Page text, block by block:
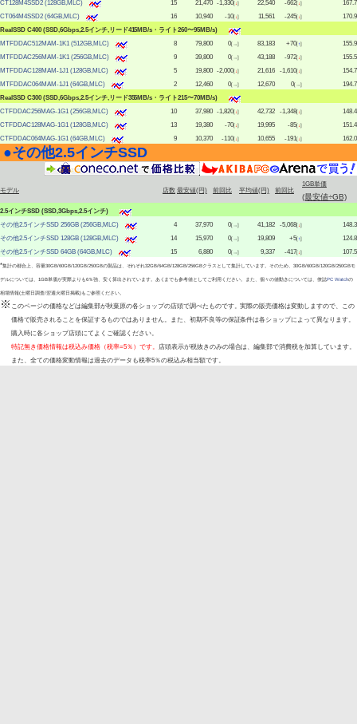
CT128M4SSD2 (128GB,MLC) 15 21,470 -1,330[↓ ] 22,540 -662[↓ ]
167.7
CT064M4SSD2 (64GB,MLC)
16 10,940 -10[↓ ] 11,561 -245[↓ ]
170.9
RealSSD C400 (SSD,6Gbps,2.5インチ,リード415MB/s・ライト260〜95MB/s)
MTFDDAC512MAM-1K1 (512GB,MLC)
8 79,800 0[→] 83,183 +70[↑ ]
155.9
MTFDDAC256MAM-1K1 (256GB,MLC)
9 39,800 0[→] 43,188 -972[↓ ]
155.5
MTFDDAC128MAM-1J1 (128GB,MLC)
5 19,800 -2,000[↓ ] 21,616 -1,610[↓ ]
154.7
MTFDDAC064MAM-1J1 (64GB,MLC)
2 12,460 0[→] 12,670 0[→]
194.7
RealSSD C300 (SSD,6Gbps,2.5インチ,リード355MB/s・ライト215〜70MB/s)
CTFDDAC256MAG-1G1 (256GB,MLC)
10 37,980 -1,820[↓ ] 42,732 -1,348[↓ ]
148.4
CTFDDAC128MAG-1G1 (128GB,MLC)
13 19,380 -70[↓ ] 19,995 -85[↓ ]
151.4
CTFDDAC064MAG-1G1 (64GB,MLC)
9 10,370 -110[↓ ] 10,655 -191[↓ ] 162.0
●その他2.5インチSSD
モデル 店数 最安値(円) 前回比 平均値(円) 前回比
1GB単価
(最安値÷GB)
2.5インチSSD (SSD,3Gbps,2.5インチ)
その他2.5インチSSD 256GB (256GB,MLC)
4 37,970 0[→] 41,182 -5,068[↓ ]
148.3
その他2.5インチSSD 128GB (128GB,MLC)
14 15,970 0[→] 19,809 +5[↑ ]
124.8
その他2.5インチSSD 64GB (64GB,MLC)
15 6,880 0[→] 9,337 -417[↓ ]
107.5
*集計の都合上、容量30GB/60GB/120GB/250GBの製品は、それぞれ32GB/64GB/128GB/256GBクラスとして集計しています。そのため、30GB/60GB/120GB/250GBモ
デルについては、1GB単価が実際よりも6％強、安く算出されています。あくまでも参考値としてご利用ください。また、個々の値動きについては、僚誌PC Watchの
相場情報(土曜日調査/翌週火曜日掲載)もご参照ください。
※ このページの価格などは編集部が秋葉原の各ショップの店頭で調べたものです。実際の販売価格は変動しますので、この
価格で販売されることを保証するものではありません。また、初期不良等の保証条件は各ショップによって異なります。
購入時に各ショップ店頭にてよくご確認ください。
特記無き価格情報は税込み価格（税率=5％）です。
店頭表示が税抜きのみの場合は、編集部で消費税を加算しています。
また、全ての価格変動情報は過去のデータも税率5％の税込み相当額です。